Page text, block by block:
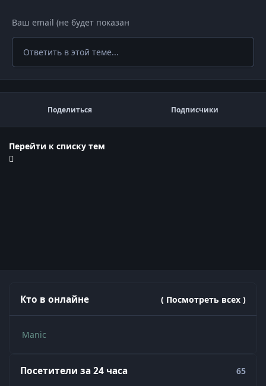
Ответить в этой теме...
Поделиться Подписчики
Перейти к списку тем
Кто в онлайне ( Посмотреть всех )
Manic
Посетители за 24 часа 65